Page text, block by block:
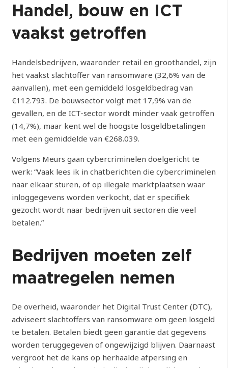
Handel, bouw en ICT
vaakst getroffen
Handelsbedrijven, waaronder retail en groothandel, zijn
het vaakst slachtoffer van ransomware (32,6% van de
aanvallen), met een gemiddeld losgeldbedrag van
€112.793. De bouwsector volgt met 17,9% van de
gevallen, en de ICT-sector wordt minder vaak getroffen
(14,7%), maar kent wel de hoogste losgeldbetalingen
met een gemiddelde van €268.039.
Volgens Meurs gaan cybercriminelen doelgericht te
werk: “Vaak lees ik in chatberichten die cybercriminelen
naar elkaar sturen, of op illegale marktplaatsen waar
inloggegevens worden verkocht, dat er specifiek
gezocht wordt naar bedrijven uit sectoren die veel
betalen.”
Bedrijven moeten zelf
maatregelen nemen
De overheid, waaronder het Digital Trust Center (DTC),
adviseert slachtoffers van ransomware om geen losgeld
te betalen. Betalen biedt geen garantie dat gegevens
worden teruggegeven of ongewijzigd blijven. Daarnaast
vergroot het de kans op herhaalde afpersing en